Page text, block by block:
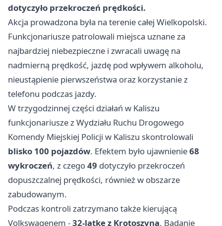
dotyczyło przekroczeń prędkości.
Akcja prowadzona była na terenie całej Wielkopolski.
Funkcjonariusze patrolowali miejsca uznane za
najbardziej niebezpieczne i zwracali uwagę na
nadmierną prędkość, jazdę pod wpływem alkoholu,
nieustąpienie pierwszeństwa oraz korzystanie z
telefonu podczas jazdy.
W trzygodzinnej części działań w Kaliszu
funkcjonariusze z Wydziału Ruchu Drogowego
Komendy Miejskiej Policji w Kaliszu skontrolowali
blisko 100 pojazdów. Efektem było ujawnienie68
wykroczeń, z czego49 dotyczyło przekroczeń
dopuszczalnej prędkości, również w obszarze
zabudowanym.
Podczas kontroli zatrzymano także kierującą
Volkswagenem -32-latkę z Krotoszyna. Badanie